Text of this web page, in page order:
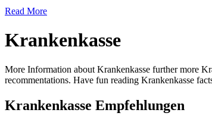
Read More
Krankenkasse
More Information about Krankenkasse further more
recommentations. Have fun reading Krankenkasse
Krankenkasse Empfehlungen